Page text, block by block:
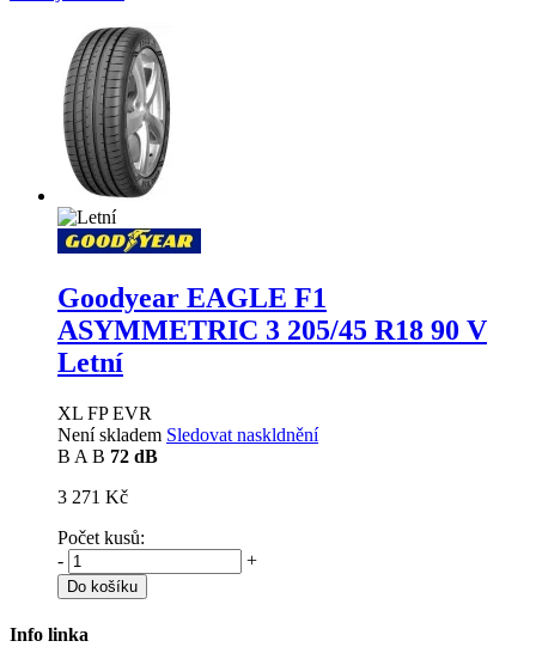
Goodyear EAGLE F1
ASYMMETRIC 3 205/45 R18 90 V
Letní
XL FP EVR
Není skladem Sledovat naskldnění
B A B 72 dB
3 271 Kč
Počet kusů:
-
+
Do košíku
Info linka